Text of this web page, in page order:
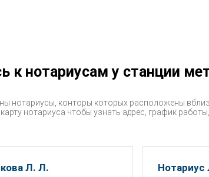
к нотариусам у станции
нотариусы, конторы которых расположены
нотариуса чтобы узнать адрес, график
Л. Л. Нотариус